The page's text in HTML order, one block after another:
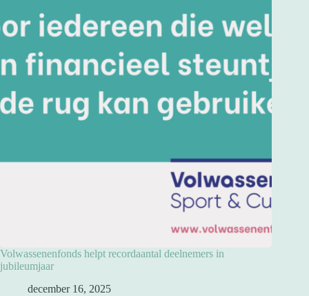
Volwassenenfonds helpt recordaantal deelnemers in
jubileumjaar
december 16, 2025